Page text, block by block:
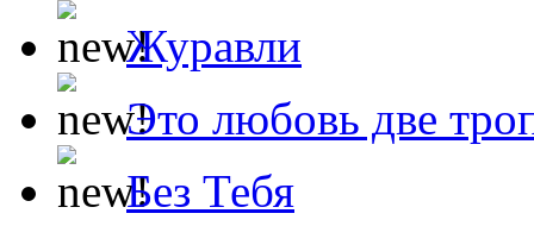
Журавли
Это любовь две
Без Тебя